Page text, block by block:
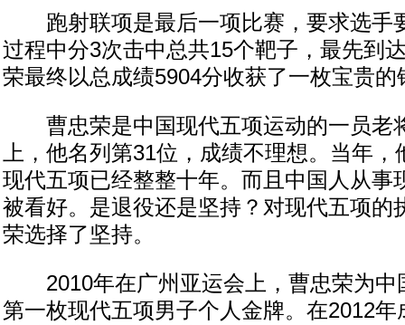
跑射联项是最后一项比赛，要求选手
过程中分3次击中总共15个靶子，最先到
荣最终以总成绩5904分收获了一枚宝贵的
曹忠荣是中国现代五项运动的一员老
上，他名列第31位，成绩不理想。当年
现代五项已经整整十年。而且中国人从事
被看好。是退役还是坚持？对现代五项的
荣选择了坚持。
2010年在广州亚运会上，曹忠荣为中
第一枚现代五项男子个人金牌。在2012